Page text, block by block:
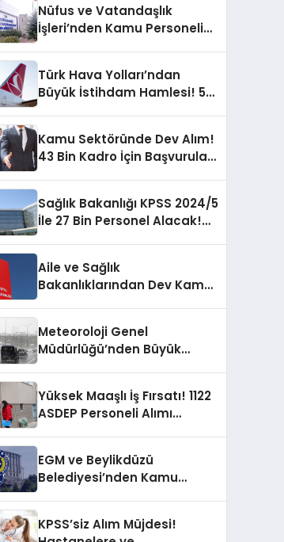
Nüfus ve Vatandaşlık
İşleri’nden Kamu Personeli
Türk Hava Yolları’ndan
Büyük İstihdam Hamlesi! 5
Kamu Sektöründe Dev Alım!
43 Bin Kadro İçin Başvurular
Sağlık Bakanlığı KPSS 2024/5
İle 27 Bin Personel Alacak!
Aile ve Sağlık
Bakanlıklarından Dev Kamu
Meteoroloji Genel
Müdürlüğü’nden Büyük
Yüksek Maaşlı İş Fırsatı! 1122
ASDEP Personeli Alımı
EGM ve Beylikdüzü
Belediyesi’nden Kamu
KPSS’siz Alım Müjdesi!